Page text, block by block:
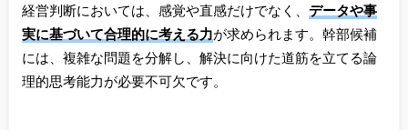
経営判断においては、感覚や直感だけでなく、 データや事
実に基づいて合理的に考える力が求められます。幹部候補
には、複雑な問題を分解し、解決に向けた道筋を立てる論
理的思考能力が必要不可欠です。